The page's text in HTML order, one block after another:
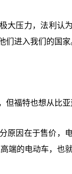
大压力，法利认
们进入我们的国家
但福特也想从比亚
原因在于售价，
端的电动车，也